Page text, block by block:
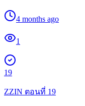
4 months ago
1
19
ZZIN ตอนที่ 19